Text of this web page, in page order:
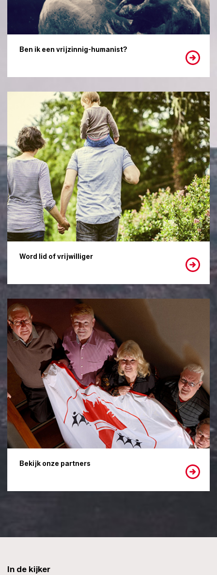
Ben ik een vrijzinnig-humanist?
Word lid of vrijwilliger
Bekijk onze partners
In de kijker